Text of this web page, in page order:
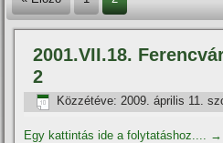
2001.VII.18.
2
Közzétéve: 2009. április 11.
Egy kattintás ide a folytatáshoz.... →